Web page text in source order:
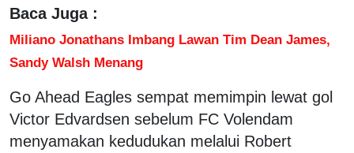
Baca Juga :
Miliano Jonathans Imbang Lawan Tim Dean James,
Sandy Walsh Menang
Go Ahead Eagles sempat memimpin lewat gol
Victor Edvardsen sebelum FC Volendam
menyamakan kedudukan melalui Robert